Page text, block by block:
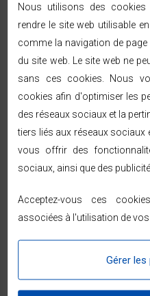
malin pour bien aménager
matériels et équipements
en kit
sous le plateau ou juste à
Nous utilisons des
rendre le site web utilisable
comme la navigation de
du site web. Le site web ne
sans ces cookies. Nous
cookies afin d'optimiser les
des réseaux sociaux et la
tiers liés aux réseaux sociaux
vous offrir des
sociaux, ainsi que des
Acceptez-vous ces
associées à l'utilisation de
Gérer